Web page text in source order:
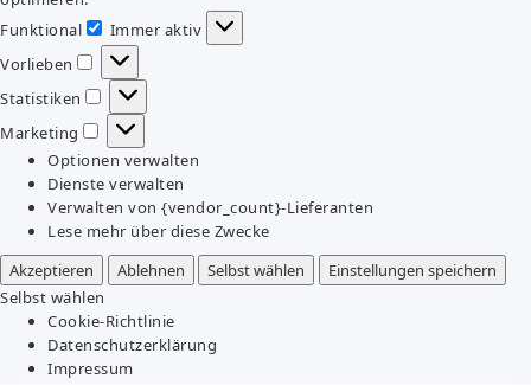
Funktional
Funktional
Immer aktiv
Vorlieben
Vorlieben
Statistiken
Statistiken
Marketing
Marketing
Optionen verwalten
Dienste verwalten
Verwalten von {vendor_count}-Lieferanten
Lese mehr über diese Zwecke
Akzeptieren
Ablehnen Selbst wählen
Einstellungen speichern
Selbst wählen
Cookie-Richtlinie
Datenschutzerklärung
Impressum